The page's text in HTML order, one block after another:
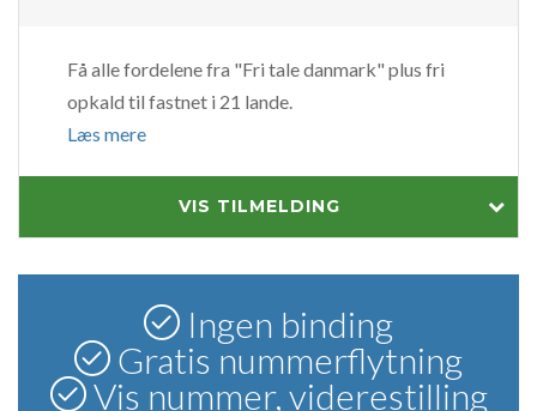
Få alle fordelene fra "Fri tale danmark" plus fri
opkald til fastnet i 21 lande.
Læs mere
VIS TILMELDING
Ingen binding
Gratis nummerflytning
Vis nummer, viderestilling